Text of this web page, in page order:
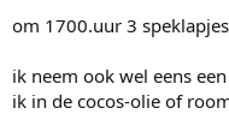
om 1700.uur 3
ik neem ook wel eens
ik in de cocos-olie of